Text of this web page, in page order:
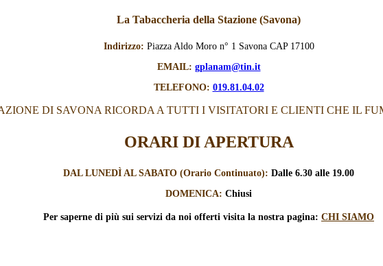
La Tabaccheria della Stazione (Savona)
Indirizzo: Piazza Aldo Moro n° 1 Savona CAP 17100
EMAIL: gplanam@tin.it
TELEFONO: 019.81.04.02
DI SAVONA RICORDA A TUTTI I VISITATORI E CLIENTI CHE IL
ORARI DI APERTURA
DAL LUNEDÌ AL SABATO (Orario Continuato): Dalle 6.30 alle 19.00
DOMENICA: Chiusi
Per saperne di più sui servizi da noi offerti visita la nostra pagina: CHI SIAMO